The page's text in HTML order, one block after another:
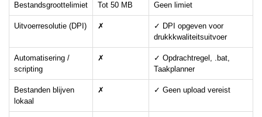
Bestandsgroottelimiet Tot 50 MB Geen limiet
Uitvoerresolutie (DPI) ✗
✓ DPI opgeven voor
drukkkwaliteitsuitvoer
Automatisering /
scripting
✗
✓ Opdrachtregel, .bat,
Taakplanner
Bestanden blijven
lokaal
✗ ✓ Geen upload vereist